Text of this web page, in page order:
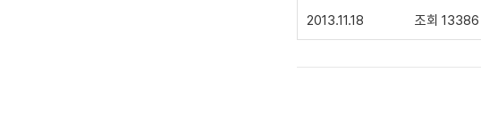
2013.11.18 조회 13386